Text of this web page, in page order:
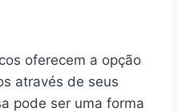
oferecem a opção
através de seus
pode ser uma forma